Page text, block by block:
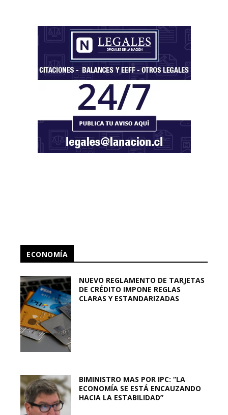
ECONOMÍA
NUEVO REGLAMENTO DE TARJETAS
DE CRÉDITO IMPONE REGLAS
CLARAS Y ESTANDARIZADAS
BIMINISTRO MAS POR IPC: “LA
ECONOMÍA SE ESTÁ ENCAUZANDO
HACIA LA ESTABILIDAD”